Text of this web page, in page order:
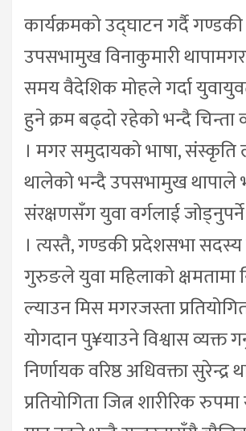
कार्यक्रमको उद्घाटन गर्दै
उपसभामुख विनाकुमारी
समय वैदेशिक मोहले गर्दा
हुने क्रम बढ्दो रहेको भन्दै चिन्ता
। मगर समुदायको भाषा,
थालेको भन्दै उपसभामुख थापाले
संरक्षणसँग युवा वर्गलाई
। त्यस्तै, गण्डकी प्रदेशसभा
गुरुङले युवा महिलाको क्षमतामा
ल्याउन मिस मगरजस्ता
योगदान पु¥याउने विश्वास व्यक्त
निर्णायक वरिष्ठ अधिवक्ता सुरेन्द्र
प्रतियोगिता जित्न शारीरिक